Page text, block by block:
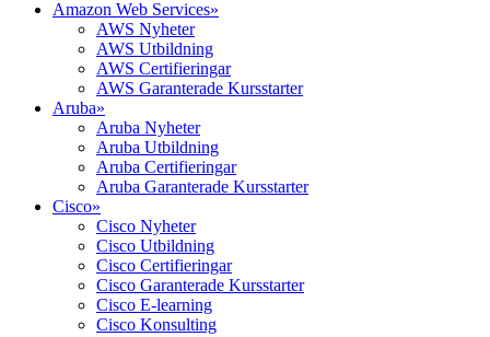
Amazon Web Services»
AWS Nyheter
AWS Utbildning
AWS Certifieringar
AWS Garanterade Kursstarter
Aruba»
Aruba Nyheter
Aruba Utbildning
Aruba Certifieringar
Aruba Garanterade Kursstarter
Cisco»
Cisco Nyheter
Cisco Utbildning
Cisco Certifieringar
Cisco Garanterade Kursstarter
Cisco E-learning
Cisco Konsulting